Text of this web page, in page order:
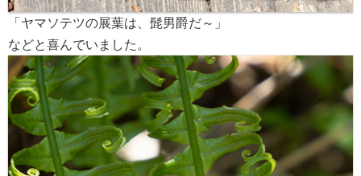
「ヤマソテツの展葉は、髭男爵だ～」
などと喜んでいました。